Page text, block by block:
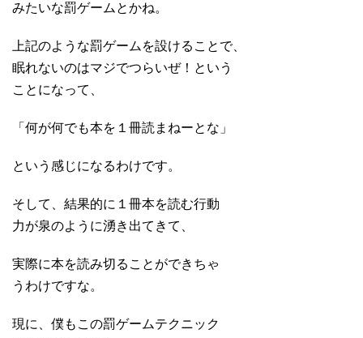
みたいな罰ゲームとかね。
上記のような罰ゲームを設けることで、
眠れないのはマジでつらいぜ！という
ことになって、
「何が何でも本を１冊読まねーとな」
という感じになるわけです。
そして、結果的に１冊本を読む行動
力が泉のように湧き出てきて、
実際に本を読み切ることができちゃ
うわけですな。
現に、僕もこの罰ゲームテクニック